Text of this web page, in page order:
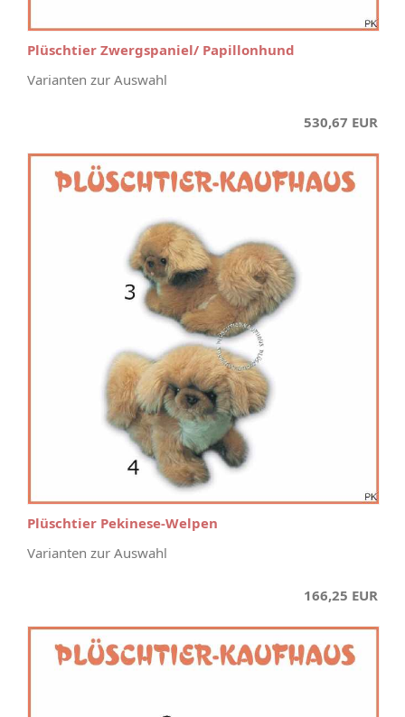
Plüschtier Zwergspaniel/ Papillonhund
Varianten zur Auswahl
530,67 EUR
Plüschtier Pekinese-Welpen
Varianten zur Auswahl
166,25 EUR